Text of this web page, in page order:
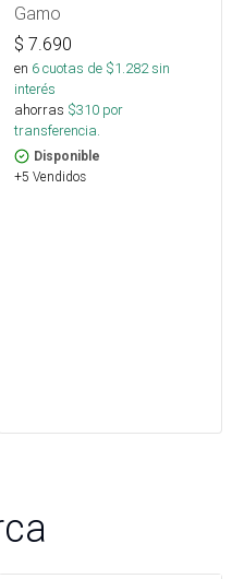
Gamo
$ 7.690
en 6cuotas de $1.282sin
interés
ahorras $310 por
transferencia.
Disponible
+5 Vendidos